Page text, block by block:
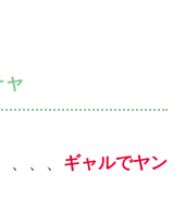
、、 ギャルでヤン